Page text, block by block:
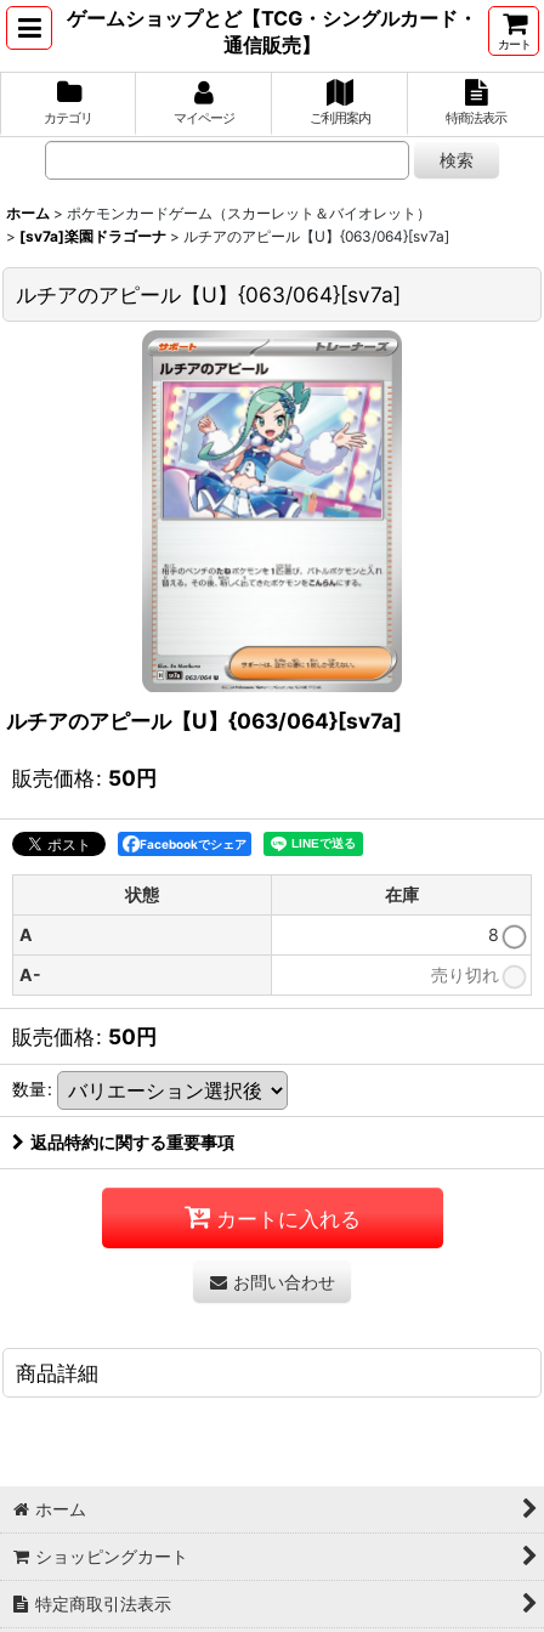
ゲームショップとど【TCG・シングルカード・
通信販売】
カート
カテゴリ マイページ ご利用案内 特商法表示
ホーム > ポケモンカードゲーム（スカーレット＆バイオレット）
> [sv7a]楽園ドラゴーナ > ルチアのアピール【U】{063/064}[sv7a]
ルチアのアピール【U】{063/064}[sv7a]
ルチアのアピール【U】{063/064}[sv7a]
販売価格: 50円
Facebookでシェア
状態
在庫
A
8
A-
売り切れ
販売価格: 50円
数量:
返品特約に関する重要事項
カートに入れる
お問い合わせ
商品詳細
ホーム
ショッピングカート
特定商取引法表示